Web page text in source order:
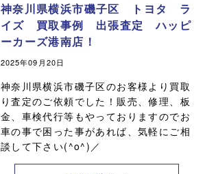
神奈川県横浜市磯子区 トヨタ ラ
イズ 買取事例 出張査定 ハッピ
ーカーズ港南店！
2025年09月20日
神奈川県横浜市磯子区のお客様より買取
り査定のご依頼でした！販売、修理、板
金、車検代行等もやっておりますのでお
車の事で困った事があれば、気軽にご相
談して下さい(^o^)／